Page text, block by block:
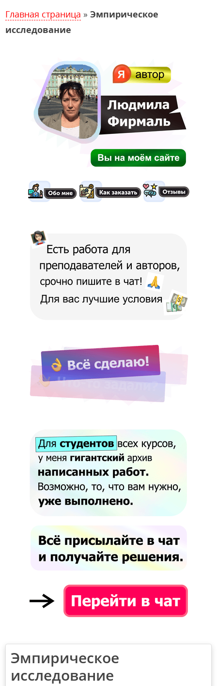
Главная страница »Эмпирическое
исследование
Эмпирическое
исследование